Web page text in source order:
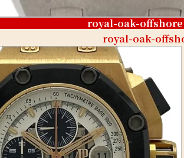
royal-oak-offshore
royal-oak-